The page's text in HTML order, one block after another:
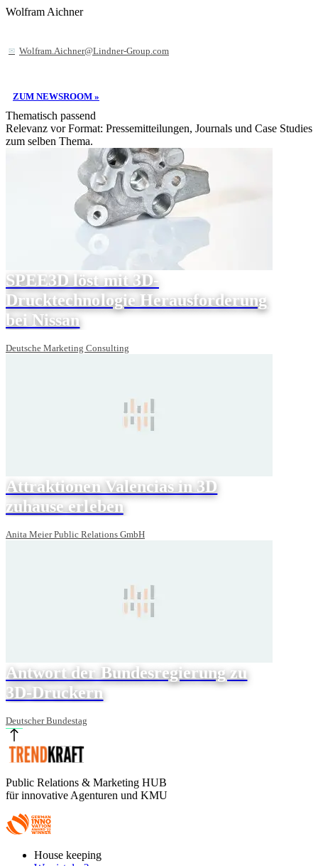
Wolfram Aichner
Wolfram.Aichner@Lindner-Group.com
ZUM NEWSROOM »
Thematisch passend
Relevanz vor Format: Pressemitteilungen, Journals und Case Studies
zum selben Thema.
SPEE3D löst mit 3D-
Drucktechnologie Herausforderung
bei Nissan
Deutsche Marketing Consulting
Attraktionen Valencias in 3D
zuhause erleben
Anita Meier Public Relations GmbH
Antwort der Bundesregierung zu
3D-Druckern
Deutscher Bundestag
Public Relations & Marketing HUB
für innovative Agenturen und KMU
FooterHouse keeping